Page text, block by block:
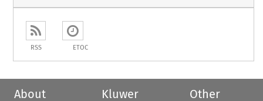
RSS ETOC
About
Kluwer
Other